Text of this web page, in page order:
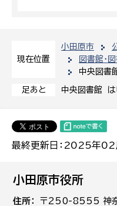
現在位置
小田原市
図書館・
中央図書
足あと 中央図書館
最終更新日：2025年02
小田原市役所
住所
〒250-8555 神奈